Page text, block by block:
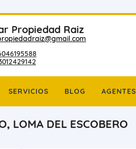
Propiedad Raiz
SERVICIOS BLOG AGENTES
LOMA DEL ESCOBERO